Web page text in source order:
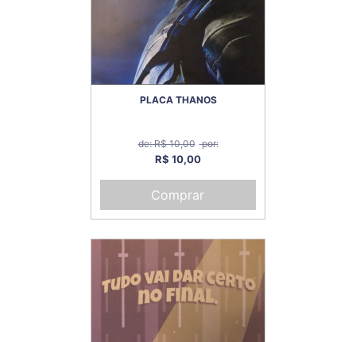
PLACA THANOS
de: R$ 10,00 por:
R$ 10,00
Comprar